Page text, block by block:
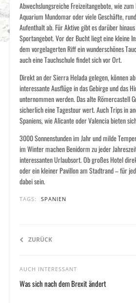
Abwechslungsreiche Freizeitangebote, wie zum
Aquarium Mundomar oder viele Geschäfte,
Aufenthalt ab. Für Aktive gibt es darüber
Sportangebot. Vor der Bucht liegt eine kleine
dem vorgelagerten Riff ein wunderschönes
auch eine Tauchschule findet sich vor Ort.
Direkt an der Sierra Helada gelegen, können
interessante Ausflüge in das Gebirge und das
unternommen werden. Das alte Römercastell
sicherlich eine Tagestour wert. Auch Trips in
Spaniens, wie Alicante oder Valencia bieten
3000 Sonnenstunden im Jahr und milde
im Winter machen Benidorm zu jeder
interessanten Urlaubsort. Ob großes Hotel
oder ein kleiner Pavillon am Stadtrand – für
dabei sein.
TAGS: SPANIEN
ZURÜCK
AUCH INTERESSANT
Was sich nach dem Brexit ändert